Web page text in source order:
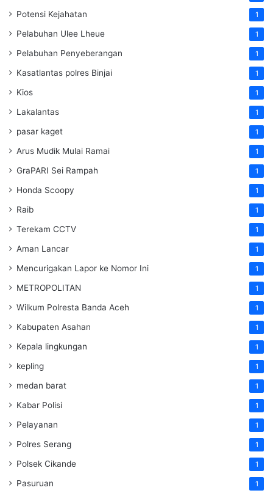
Potensi Kejahatan 1
Pelabuhan Ulee Lheue 1
Pelabuhan Penyeberangan 1
Kasatlantas polres Binjai 1
Kios 1
Lakalantas 1
pasar kaget 1
Arus Mudik Mulai Ramai 1
GraPARI Sei Rampah 1
Honda Scoopy 1
Raib 1
Terekam CCTV 1
Aman Lancar 1
Mencurigakan Lapor ke Nomor Ini 1
METROPOLITAN 1
Wilkum Polresta Banda Aceh 1
Kabupaten Asahan 1
Kepala lingkungan 1
kepling 1
medan barat 1
Kabar Polisi 1
Pelayanan 1
Polres Serang 1
Polsek Cikande 1
Pasuruan 1